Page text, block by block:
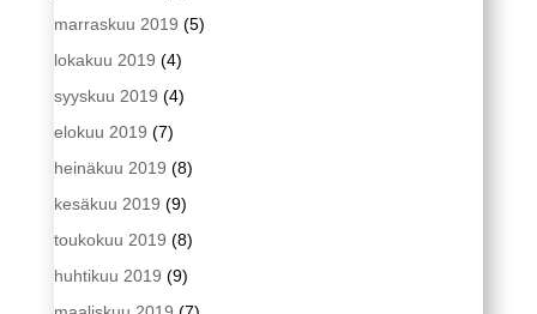
marraskuu 2019 (5)
lokakuu 2019 (4)
syyskuu 2019 (4)
elokuu 2019 (7)
heinäkuu 2019 (8)
kesäkuu 2019 (9)
toukokuu 2019 (8)
huhtikuu 2019 (9)